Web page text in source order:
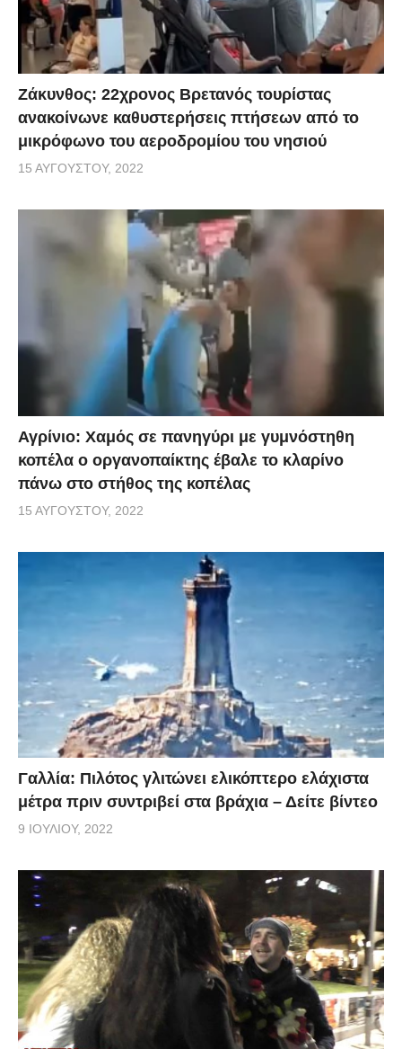
Ζάκυνθος: 22χρονος Βρετανός τουρίστας
ανακοίνωνε καθυστερήσεις πτήσεων από το
μικρόφωνο του αεροδρομίου του νησιού
15 ΑΥΓΟΎΣΤΟΥ, 2022
Αγρίνιο: Χαμός σε πανηγύρι με γυμνόστηθη
κοπέλα ο οργανοπαίκτης έβαλε το κλαρίνο
πάνω στο στήθος της κοπέλας
15 ΑΥΓΟΎΣΤΟΥ, 2022
Γαλλία: Πιλότος γλιτώνει ελικόπτερο ελάχιστα
μέτρα πριν συντριβεί στα βράχια – Δείτε βίντεο
9 ΙΟΥΛΊΟΥ, 2022